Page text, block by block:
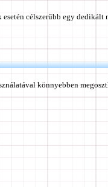
célszerűbb egy dedikált
könnyebben